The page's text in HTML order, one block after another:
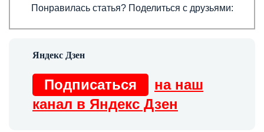
Понравилась статья? Поделиться с друзьями:
Подписаться
на наш
канал в Яндекс Дзен